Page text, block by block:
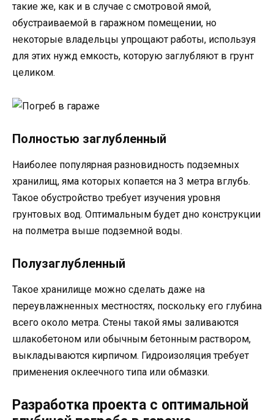
такие же, как и в случае с смотровой ямой,
обустраиваемой в гаражном помещении, но
некоторые владельцы упрощают работы, используя
для этих нужд емкость, которую заглубляют в грунт
целиком.
Полностью заглубленный
Наиболее популярная разновидность подземных
хранилищ, яма которых копается на 3 метра вглубь.
Такое обустройство требует изучения уровня
грунтовых вод. Оптимальным будет дно конструкции
на полметра выше подземной воды.
Полузаглубленный
Такое хранилище можно сделать даже на
переувлажненных местностях, поскольку его глубина
всего около метра. Стены такой ямы заливаются
шлакобетоном или обычным бетонным раствором,
выкладываются кирпичом. Гидроизоляция требует
применения оклеечного типа или обмазки.
Разработка проекта с оптимальной